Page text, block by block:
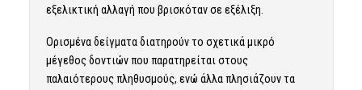
εξελικτική αλλαγή που βρισκόταν σε εξέλιξη.
Ορισμένα δείγματα διατηρούν το σχετικά μικρό
μέγεθος δοντιών που παρατηρείται στους
παλαιότερους πληθυσμούς, ενώ άλλα πλησιάζουν τα